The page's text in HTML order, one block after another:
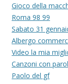
Gioco della
Roma 98 99
Sabato 31
Albergo
Video la mia
Canzoni con
Paolo del gf